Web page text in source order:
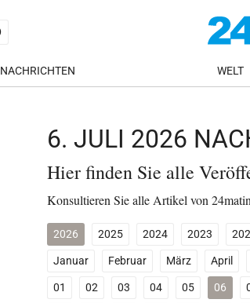
NACHRICHTEN WELT
6. JULI 2026
Hier finden Sie alle
Konsultieren Sie alle Artikel von
2026 2025 2024 2023
Januar
Februar März April
01
02 03 04 05 06